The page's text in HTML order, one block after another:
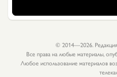
© 2014—2026. Редакция
Все права на любые материалы,
Любое использование материалов